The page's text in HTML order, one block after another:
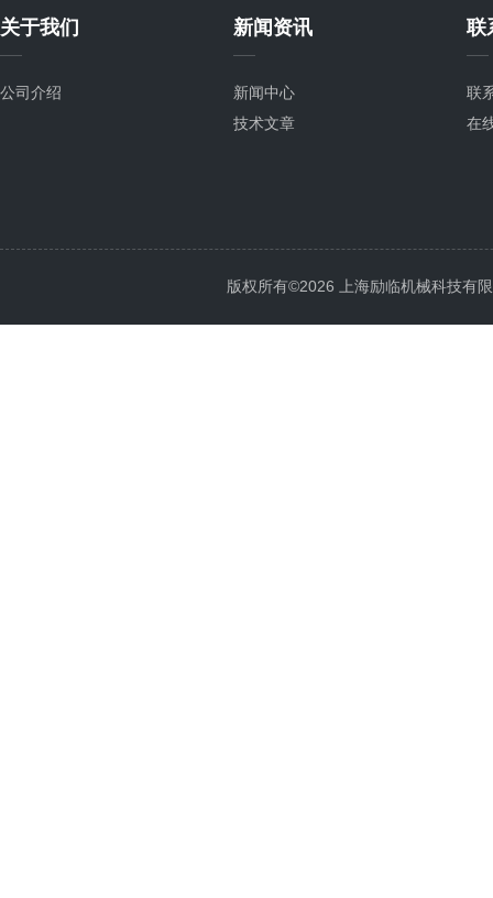
关于我们
公司介绍
新闻资讯
新闻中心
技术文章
联
联
在
版权所有©2026 上海励临机械科技有